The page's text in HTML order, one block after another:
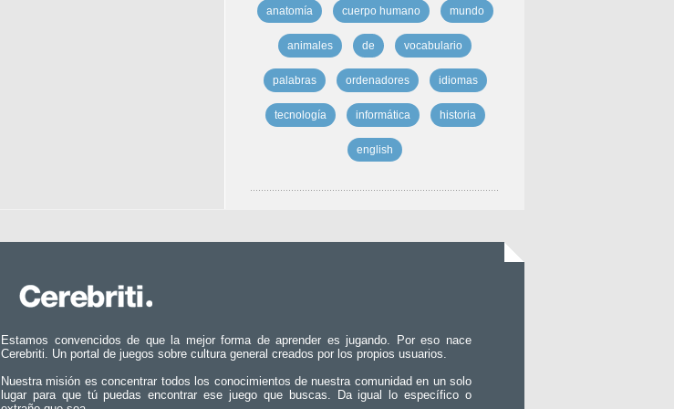
anatomía cuerpo humano mundo
animales de vocabulario
palabras ordenadores idiomas
tecnología informática historia
english
Estamos convencidos de que la mejor forma de aprender es jugando. Por eso nace
Cerebriti. Un portal de juegos sobre cultura general creados por los propios usuarios.
Nuestra misión es concentrar todos los conocimientos de nuestra comunidad en un solo
lugar para que tú puedas encontrar ese juego que buscas. Da igual lo específico o